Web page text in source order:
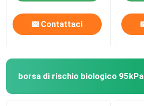
Contattaci
borsa di rischio biologico 95kPa